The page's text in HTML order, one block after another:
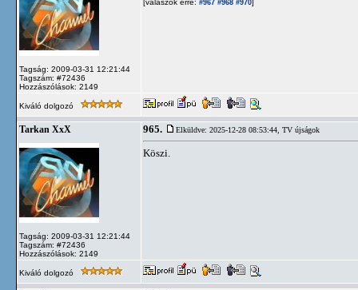
Tagság: 2009-03-31 12:21:44
Tagszám: #72436
Hozzászólások: 2149
[válaszok erre: #967 #968 #970]
Kiváló dolgozó
Tarkan XxX
Tagság: 2009-03-31 12:21:44
Tagszám: #72436
Hozzászólások: 2149
965. Elküldve: 2025-12-28 08:53:44, TV újságok
Köszi.
Kiváló dolgozó